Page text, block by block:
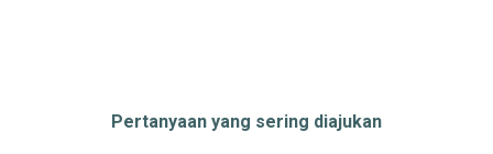
Pertanyaan yang sering diajukan